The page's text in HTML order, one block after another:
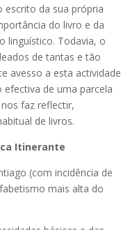
escrito da sua própria
do livro e da
linguístico. Todavia, o
de tantas e tão
avesso a esta actividade
de uma parcela
faz reflectir,
de livros.
Itinerante
(com incidência de
mais alta do